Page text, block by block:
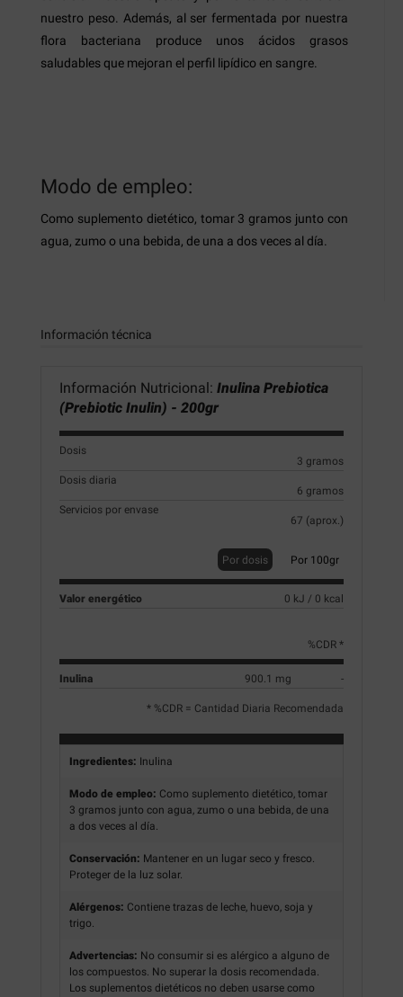
nuestro peso. Además, al ser fermentada por nuestra
flora bacteriana produce unos ácidos grasos
saludables que mejoran el perfil lipídico en sangre.
Modo de empleo:
Como suplemento dietético, tomar 3 gramos junto con
agua, zumo o una bebida, de una a dos veces al día.
Información técnica
Información Nutricional: Inulina Prebiotica
(Prebiotic Inulin) - 200gr
Dosis
3 gramos
Dosis diaria
6 gramos
Servicios por envase
67 (aprox.)
Por dosis Por 100gr
Valor energético 0 kJ / 0 kcal
%CDR *
Inulina 900.1 mg -
* %CDR = Cantidad Diaria Recomendada
Ingredientes: Inulina
Modo de empleo: Como suplemento dietético, tomar
3 gramos junto con agua, zumo o una bebida, de una
a dos veces al día.
Conservación: Mantener en un lugar seco y fresco.
Proteger de la luz solar.
Alérgenos: Contiene trazas de leche, huevo, soja y
trigo.
Advertencias: No consumir si es alérgico a alguno de
los compuestos. No superar la dosis recomendada.
Los suplementos dietéticos no deben usarse como